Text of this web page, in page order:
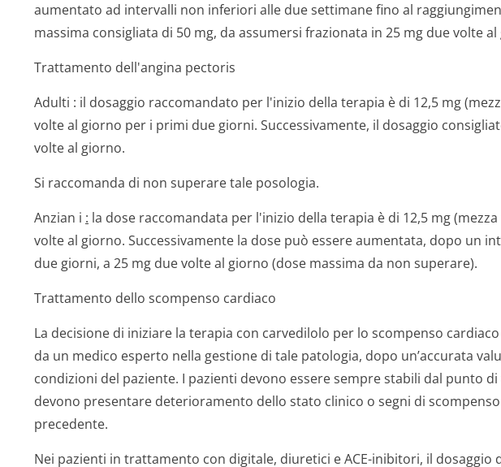
aumentato ad intervalli non inferiori alle due settimane fino al
massima consigliata di 50 mg, da assumersi frazionata in 25 mg due volte
Trattamento dell'angina pectoris
Adulti : il dosaggio raccomandato per l'inizio della terapia è di 12,5 mg
volte al giorno per i primi due giorni. Successivamente, il dosaggio
volte al giorno.
Si raccomanda di non superare tale posologia.
Anzian i : la dose raccomandata per l'inizio della terapia è di 12,5 mg
volte al giorno. Successivamente la dose può essere aumentata, dopo un
due giorni, a 25 mg due volte al giorno (dose massima da non superare).
Trattamento dello scompenso cardiaco
La decisione di iniziare la terapia con carvedilolo per lo scompenso
da un medico esperto nella gestione di tale patologia, dopo un’accurata
condizioni del paziente. I pazienti devono essere sempre stabili dal punto
devono presentare deterioramento dello stato clinico o segni di
precedente.
Nei pazienti in trattamento con digitale, diuretici e ACE-inibitori, il dosaggio